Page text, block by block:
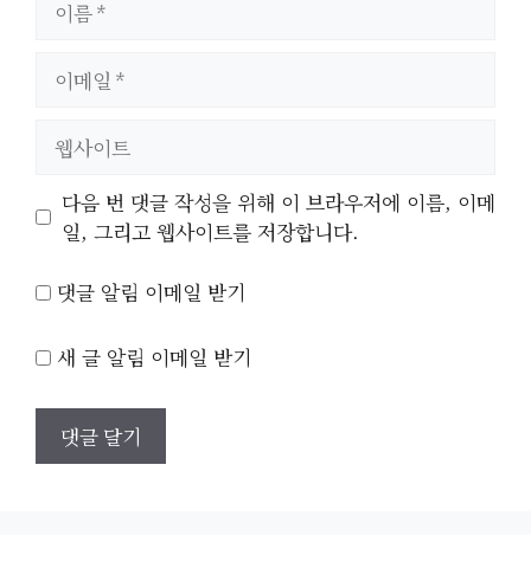
트
다음 번 댓글 작성을 위해 이 브라우저에 이름, 이메
일, 그리고 웹사이트를 저장합니다.
댓글 알림 이메일 받기
새 글 알림 이메일 받기